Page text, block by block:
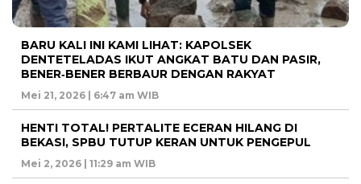
BARU KALI INI KAMI LIHAT: KAPOLSEK
DENTETELADAS IKUT ANGKAT BATU DAN PASIR,
BENER‑BENER BERBAUR DENGAN RAKYAT
Mei 21, 2026 | 6:47 am WIB
HENTI TOTAL! PERTALITE ECERAN HILANG DI
BEKASI, SPBU TUTUP KERAN UNTUK PENGEPUL
Mei 2, 2026 | 11:29 am WIB